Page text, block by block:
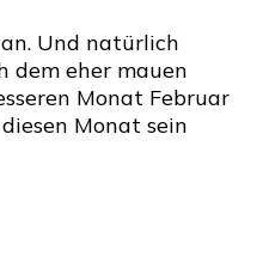
Und natürlich
dem eher mauen
Monat Februar
Monat sein